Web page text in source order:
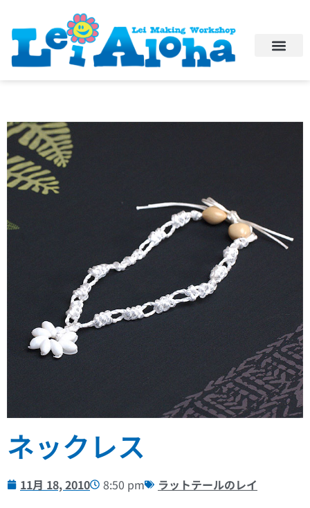
ネックレス
11月 18, 2010 8:50 pm ラットテールのレイ